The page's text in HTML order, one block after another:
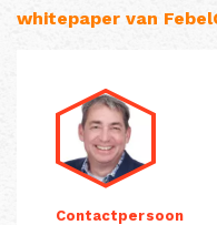
whitepaper van
Contactpersoon